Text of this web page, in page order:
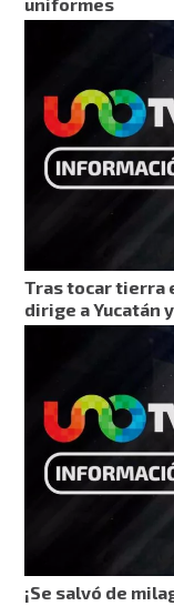
Tras tocar tierra
dirige a Yucatán
¡Se salvó de